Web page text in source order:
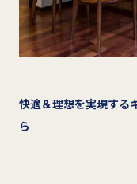
快適＆理想を実現する
ら